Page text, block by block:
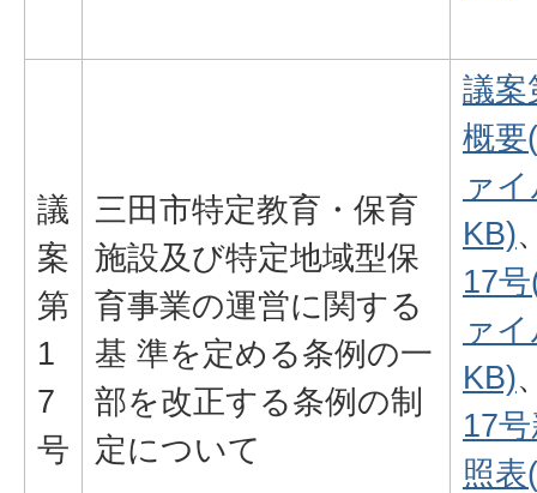
議
案
第
1
7
号
三田市特定教育・保育
施設及び特定地域型保
育事業の運営に関する
基 準を定める条例の一
部を改正する条例の制
定について
議案
概要
ァ
KB)
17
ァ
KB)
17
照